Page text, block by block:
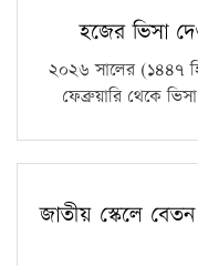
হজের ভিসা
২০২৬ সালের (১৪৪৭
ফেব্রুয়ারি থেকে
জাতীয় স্কেলে